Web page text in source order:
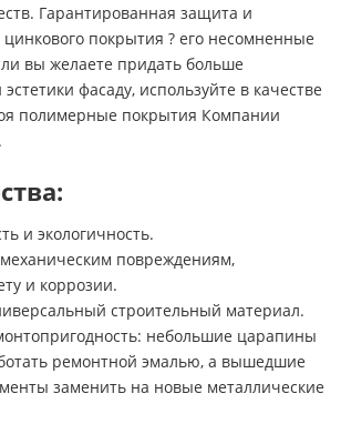
Гарантированная защита и
покрытия ? его несомненные
вы желаете придать больше
фасаду, используйте в качестве
полимерные покрытия Компании
и экологичность.
механическим повреждениям,
и коррозии.
строительный материал.
небольшие царапины
ремонтной эмалью, а вышедшие
заменить на новые металлические